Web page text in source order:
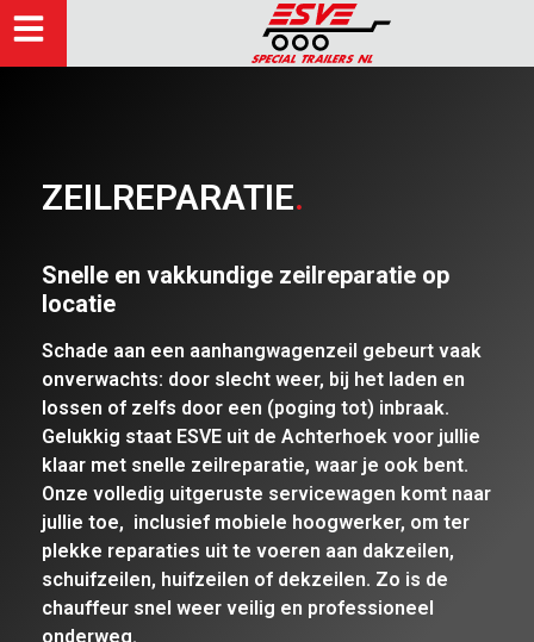
ZEILREPARATIE.
Snelle en vakkundige zeilreparatie op
locatie
Schade aan een aanhangwagenzeil gebeurt vaak
onverwachts: door slecht weer, bij het laden en
lossen of zelfs door een (poging tot) inbraak.
Gelukkig staat ESVE uit de Achterhoek voor jullie
klaar met snelle zeilreparatie, waar je ook bent.
Onze volledig uitgeruste servicewagen komt naar
jullie toe, inclusief mobiele hoogwerker, om ter
plekke reparaties uit te voeren aan dakzeilen,
schuifzeilen, huifzeilen of dekzeilen. Zo is de
chauffeur snel weer veilig en professioneel
onderweg.